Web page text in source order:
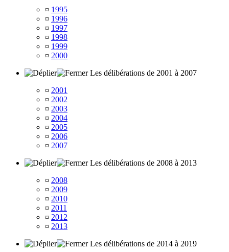
¤ 1995
¤ 1996
¤ 1997
¤ 1998
¤ 1999
¤ 2000
Les délibérations de 2001 à 2007
¤ 2001
¤ 2002
¤ 2003
¤ 2004
¤ 2005
¤ 2006
¤ 2007
Les délibérations de 2008 à 2013
¤ 2008
¤ 2009
¤ 2010
¤ 2011
¤ 2012
¤ 2013
Les délibérations de 2014 à 2019